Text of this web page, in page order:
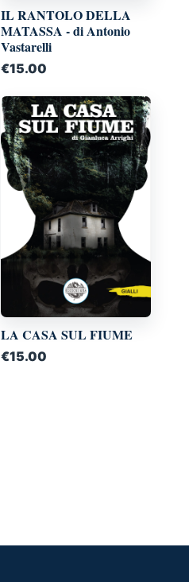
IL RANTOLO DELLA
MATASSA - di Antonio
Vastarelli
€15.00
LA CASA SUL FIUME
€15.00